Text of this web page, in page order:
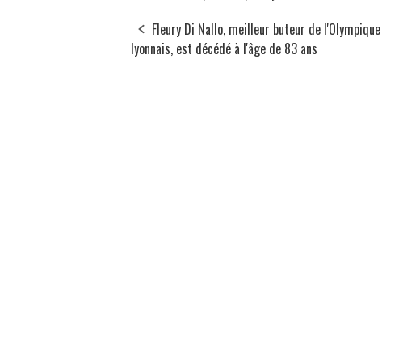
Fleury Di Nallo, meilleur buteur de l'Olympique
lyonnais, est décédé à l'âge de 83 ans